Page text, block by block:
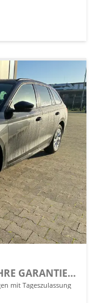
Essence 1.5 TSI ACT 115PS, 5 JAHRE GARANTIE, Climatronic, Parksensoren hinten, Sitzheizung, LED-Scheinwerfer, Radio 10" + Wireless Smartlink, Tempomat, Lederlenkrad, Dachreling
mit Tageszulassung